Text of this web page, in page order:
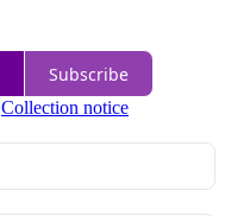
Subscribe
Collection notice